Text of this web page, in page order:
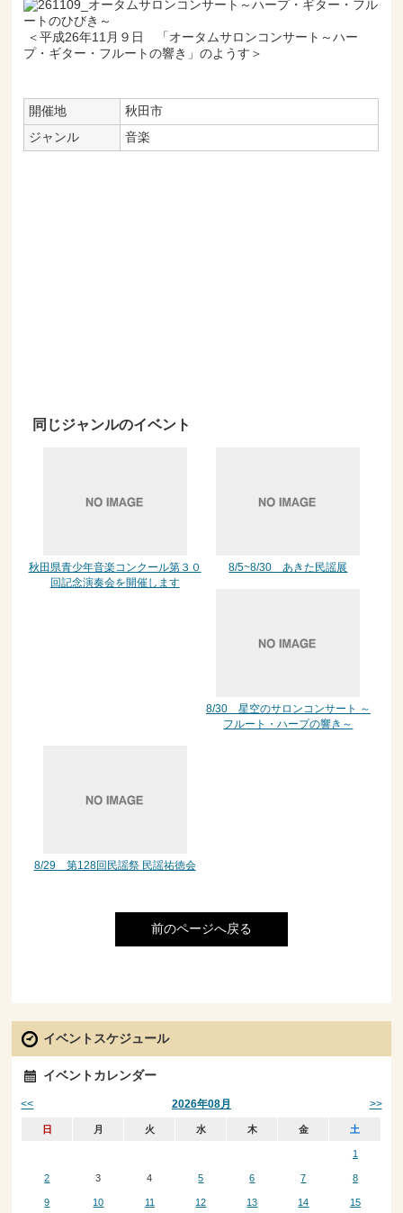
＜平成26年11月９日 「オータムサロンコンサート～ハー
プ・ギター・フルートの響き」のようす＞
開催地
秋田市
ジャンル
音楽
同じジャンルのイベント
秋田県青少年音楽コンクール第３０
回記念演奏会を開催します
8/5~8/30 あきた民謡展
8/30 星空のサロンコンサート ～
フルート・ハープの響き～
8/29 第128回民謡祭 民謡祐徳会
前のページへ戻る
イベントスケジュール
イベントカレンダー
2026年08月
<< >>
日 月 火 水 木 金 土
1
2 3 4 5 6 7 8
9 10 11 12 13 14 15